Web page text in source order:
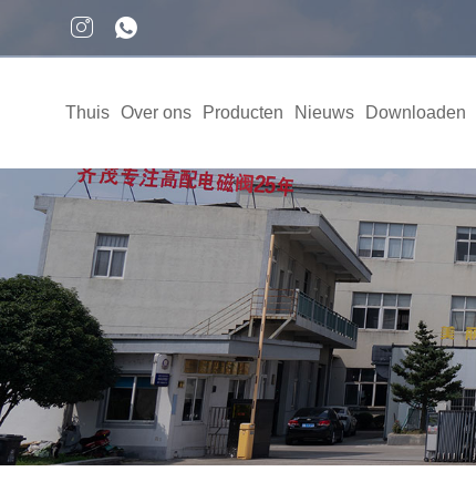
Thuis Over ons Producten Nieuws Downloaden